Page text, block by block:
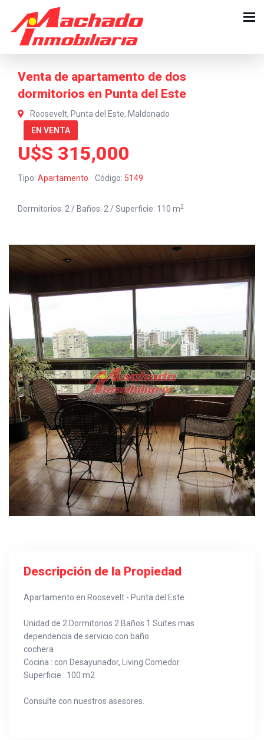
Venta de apartamento de dos
dormitorios en Punta del Este
Roosevelt, Punta del Este, Maldonado
EN VENTA
U$S 315,000
Tipo: Apartamento Código: 5149
Dormitorios: 2 / Baños: 2 / Superficie: 110 m2
Descripción de la Propiedad
Apartamento en Roosevelt - Punta del Este
Unidad de 2 Dormitorios 2 Baños 1 Suites mas
dependencia de servicio con baño
cochera
Cocina : con Desayunador, Living Comedor
Superficie : 100 m2
Consulte con nuestros asesores.